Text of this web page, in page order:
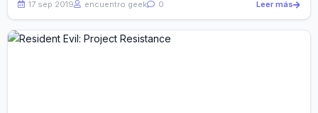
17 sep 2019 encuentro geek 0 Leer más